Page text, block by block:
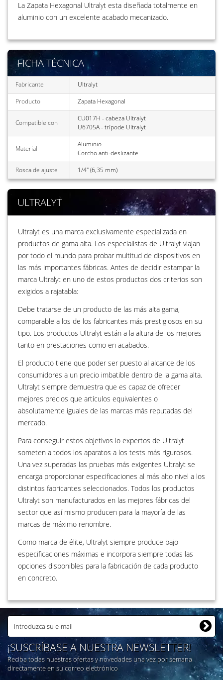
La Zapata Hexagonal Ultralyt esta diseñada totalmente en
aluminio con un excelente acabado mecanizado.
FICHA TÉCNICA
Fabricante
Ultralyt
Producto
Zapata Hexagonal
Compatible con
CU017H - cabeza Ultralyt
U6705A - trípode Ultralyt
Material
Aluminio
Corcho anti-deslizante
Rosca de ajuste
1/4" (6,35 mm)
ULTRALYT
Ultralyt es una marca exclusivamente especializada en
productos de gama alta. Los especialistas de Ultralyt viajan
por todo el mundo para probar multitud de dispositivos en
las más importantes fábricas. Antes de decidir estampar la
marca Ultralyt en uno de estos productos dos criterios son
exigidos a rajatabla:
Debe tratarse de un producto de las más alta gama,
comparable a los de los fabricantes más prestigiosos en su
tipo. Los productos Ultralyt están a la altura de los mejores
tanto en prestaciones como en acabados.
El producto tiene que poder ser puesto al alcance de los
consumidores a un precio imbatible dentro de la gama alta.
Ultralyt siempre demuestra que es capaz de ofrecer
mejores precios que artículos equivalentes o
absolutamente iguales de las marcas más reputadas del
mercado.
Para conseguir estos objetivos lo expertos de Ultralyt
someten a todos los aparatos a los tests más rigurosos.
Una vez superadas las pruebas más exigentes Ultralyt se
encarga proporcionar especificaciones al más alto nivel a los
distintos fabricantes seleccionados. Todos los productos
Ultralyt son manufacturados en las mejores fábricas del
sector que así mismo producen para la mayoría de las
marcas de máximo renombre.
Como marca de élite, Ultralyt siempre produce bajo
especificaciones máximas e incorpora siempre todas las
opciones disponibles para la fabricación de cada producto
en concreto.
¡SUSCRÍBASE A NUESTRA NEWSLETTER!
Reciba todas nuestras ofertas y novedades una vez por semana
directamente en su correo electrónico